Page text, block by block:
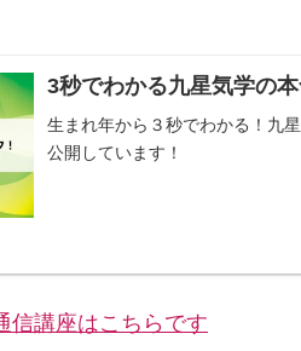
3秒でわかる九星気学の
生まれ年から３秒でわかる！九
公開しています！
信講座はこちらです